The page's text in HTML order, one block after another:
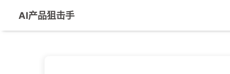
AI产品狙击手